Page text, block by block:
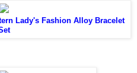
Lady's Fashion Alloy Bracelet